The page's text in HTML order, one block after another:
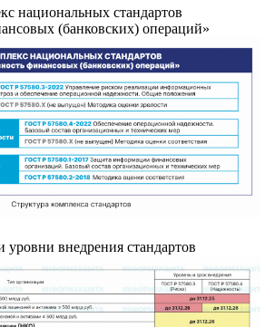
национальных стандартов
(банковских) операций»
внедрения стандартов